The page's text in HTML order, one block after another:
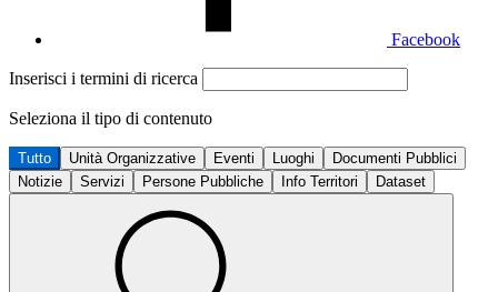
Facebook
Inserisci i termini di ricerca
Seleziona il tipo di contenuto
Tutto Unità Organizzative Eventi Luoghi
Documenti Pubblici
Notizie
Servizi Persone Pubbliche Info Territori Dataset